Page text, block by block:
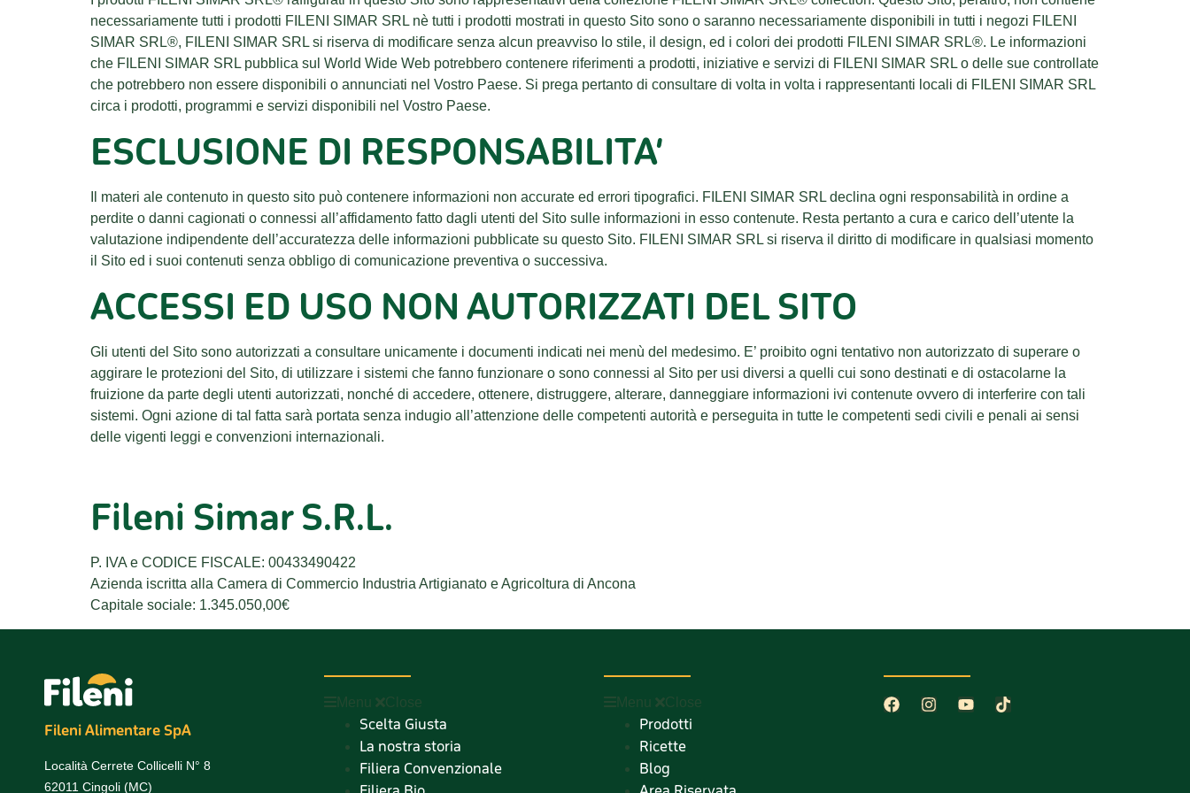
necessariamente tutti i prodotti FILENI SIMAR SRL nè tutti i prodotti mostrati in questo Sito sono o saranno necessariamente disponibili in tutti i negozi FILENI
SIMAR SRL®, FILENI SIMAR SRL si riserva di modificare senza alcun preavviso lo stile, il design, ed i colori dei prodotti FILENI SIMAR SRL®. Le informazioni
che FILENI SIMAR SRL pubblica sul World Wide Web potrebbero contenere riferimenti a prodotti, iniziative e servizi di FILENI SIMAR SRL o delle sue controllate
che potrebbero non essere disponibili o annunciati nel Vostro Paese. Si prega pertanto di consultare di volta in volta i rappresentanti locali di FILENI SIMAR SRL
circa i prodotti, programmi e servizi disponibili nel Vostro Paese.
ESCLUSIONE DI RESPONSABILITA’
Il materi ale contenuto in questo sito può contenere informazioni non accurate ed errori tipografici. FILENI SIMAR SRL declina ogni responsabilità in ordine a
perdite o danni cagionati o connessi all’affidamento fatto dagli utenti del Sito sulle informazioni in esso contenute. Resta pertanto a cura e carico dell’utente la
valutazione indipendente dell’accuratezza delle informazioni pubblicate su questo Sito. FILENI SIMAR SRL si riserva il diritto di modificare in qualsiasi momento
il Sito ed i suoi contenuti senza obbligo di comunicazione preventiva o successiva.
ACCESSI ED USO NON AUTORIZZATI DEL SITO
Gli utenti del Sito sono autorizzati a consultare unicamente i documenti indicati nei menù del medesimo. E’ proibito ogni tentativo non autorizzato di superare o
aggirare le protezioni del Sito, di utilizzare i sistemi che fanno funzionare o sono connessi al Sito per usi diversi a quelli cui sono destinati e di ostacolarne la
fruizione da parte degli utenti autorizzati, nonché di accedere, ottenere, distruggere, alterare, danneggiare informazioni ivi contenute ovvero di interferire con tali
sistemi. Ogni azione di tal fatta sarà portata senza indugio all’attenzione delle competenti autorità e perseguita in tutte le competenti sedi civili e penali ai sensi
delle vigenti leggi e convenzioni internazionali.
Fileni Simar S.R.L.
P. IVA e CODICE FISCALE: 00433490422
Azienda iscritta alla Camera di Commercio Industria Artigianato e Agricoltura di Ancona
Capitale sociale: 1.345.050,00€
Fileni Alimentare SpA
Località Cerrete Collicelli N° 8
62011 Cingoli (MC)
Menu Close
Scelta Giusta
La nostra storia
Filiera Convenzionale
Menu Close
Prodotti
Ricette
Blog